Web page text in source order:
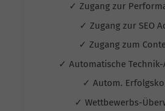
✓ Zugang zur
✓ Zugang zur SEO
✓ Zugang zum
✓ Automatische
✓ Autom.
✓ Wettbewerbs-